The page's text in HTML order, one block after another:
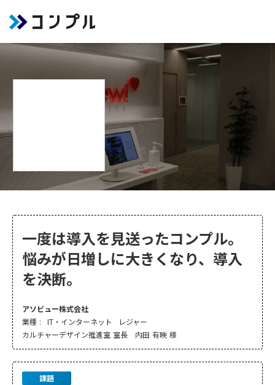
一度は導入を見送ったコンプル。
悩みが日増しに大きくなり、導入
を決断。
アソビュー株式会社
業種 :
IT・インターネット
レジャー
カルチャーデザイン推進室 室長 内田 有映 様
課題